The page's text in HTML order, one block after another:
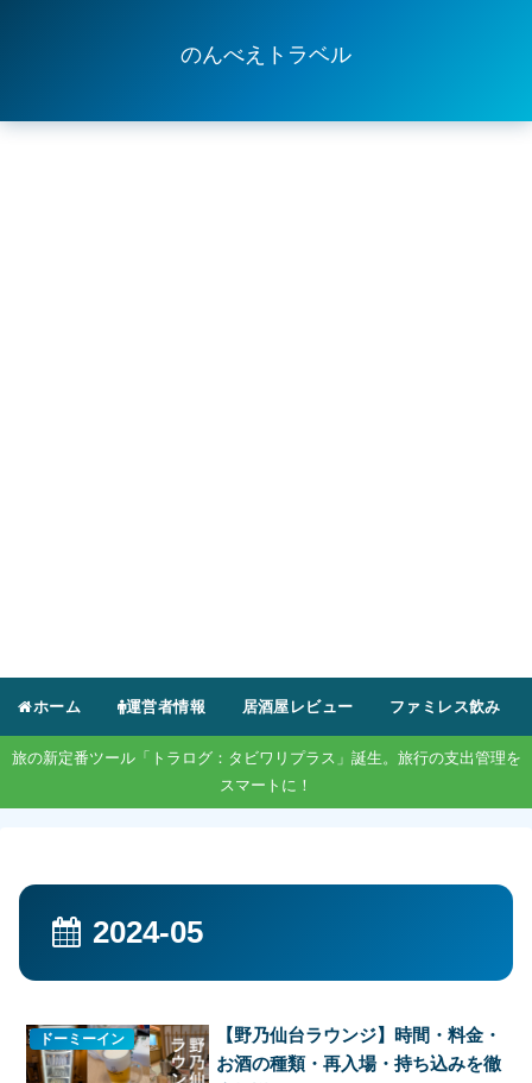
のんべえトラベル
ホーム 運営者情報 居酒屋レビュー ファミレス飲み
旅の新定番ツール「トラログ：タビワリプラス」誕生。旅行の支出管理を
スマートに！
2024-05
ドーミーイン
【野乃仙台ラウンジ】時間・料金・
お酒の種類・再入場・持ち込みを徹